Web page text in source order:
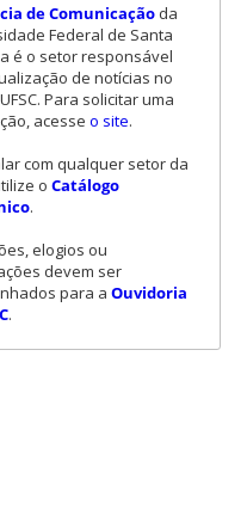
de Comunicaçãoda
Federal de Santa
é o setor responsável
de notícias no
Para solicitar uma
acesse o site.
com qualquer setor da
o Catálogo
.
elogios ou
devem ser
para a Ouvidoria
.